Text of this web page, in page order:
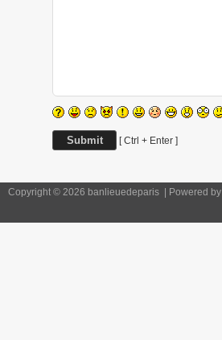
[ Ctrl + Enter ]
Copyright © 2026 banlieuedeparis | Powered by